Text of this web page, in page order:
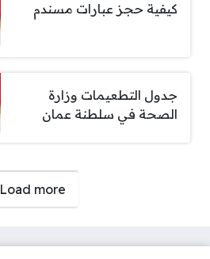
كيفية حجز عبارات مسندم
جدول التطعيمات وزارة
الصحة في سلطنة عمان
Load more